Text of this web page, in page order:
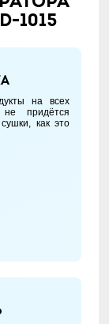
1015
на всех
придётся
как это